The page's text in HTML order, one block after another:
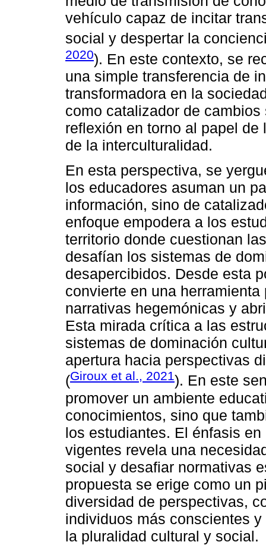
vehículo capaz de incitar
social y despertar la
2020). En este contexto, se
una simple transferencia de
transformadora en la
como catalizador de
reflexión en torno al papel
de la interculturalidad.
En esta perspectiva, se
los educadores asuman un
información, sino de
enfoque empodera a los
territorio donde cuestionan
desafían los sistemas de
desapercibidos. Desde esta
convierte en una
narrativas hegemónicas y
Esta mirada crítica a las
sistemas de dominación
apertura hacia perspectivas
(Giroux et al., 2021). En este
promover un ambiente
conocimientos, sino que
los estudiantes. El énfasis
vigentes revela una
social y desafiar normativas
propuesta se erige como un
diversidad de perspectivas,
individuos más conscientes
la pluralidad cultural y social.